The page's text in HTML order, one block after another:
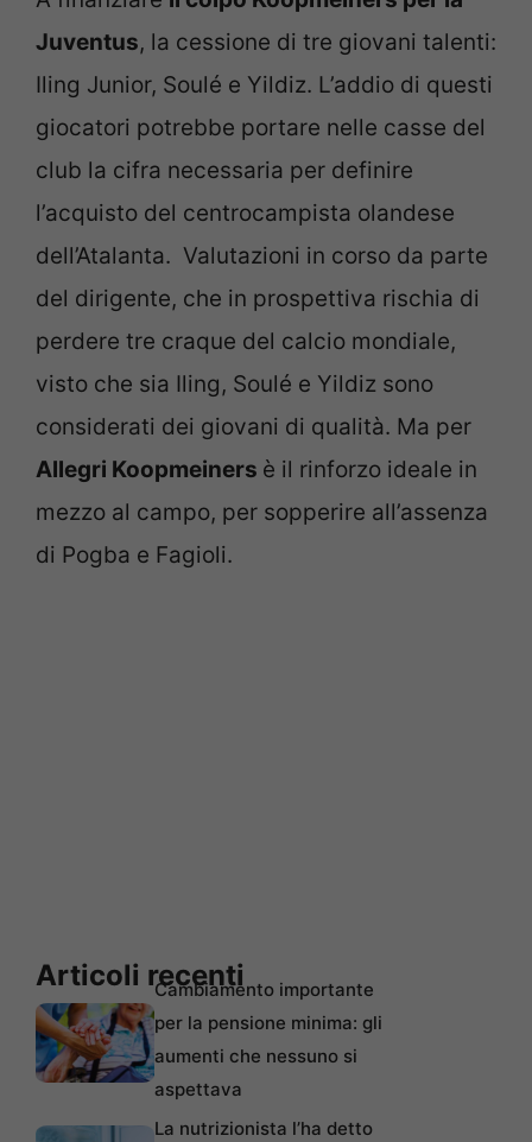
Juventus, la cessione di tre giovani talenti:
Iling Junior, Soulé e Yildiz. L’addio di questi
giocatori potrebbe portare nelle casse del
club la cifra necessaria per definire
l’acquisto del centrocampista olandese
dell’Atalanta. Valutazioni in corso da parte
del dirigente, che in prospettiva rischia di
perdere tre craque del calcio mondiale,
visto che sia Iling, Soulé e Yildiz sono
considerati dei giovani di qualità. Ma per
Allegri Koopmeiners è il rinforzo ideale in
mezzo al campo, per sopperire all’assenza
di Pogba e Fagioli.
Articoli recentiCambiamento importante
per la pensione minima: gli
aumenti che nessuno si
aspettava
La nutrizionista l’ha detto